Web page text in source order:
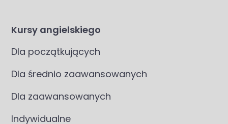
Kursy angielskiego
Dla początkujących
Dla średnio zaawansowanych
Dla zaawansowanych
Indywidualne